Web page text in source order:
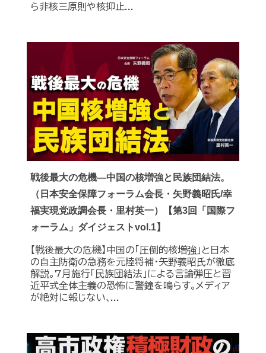
ら非核三原則や核抑止...
戦後最大の危機―中国の核増強と民族団結法。
（日本安全保障フォーラム会長・矢野義昭氏/幸
福実現党政調会長・里村英一）【第3回「国際フ
ォーラム」ダイジェストvol.1】
【戦後最大の危機】中国の｢圧倒的核増強｣と日本
の自主防衛の急務を元陸将補・矢野義昭氏が徹底
解説｡7月施行｢民族団結法｣による言論弾圧と習
近平式全体主義の恐怖に警鐘を鳴らす｡メディア
が絶対に報じない､...